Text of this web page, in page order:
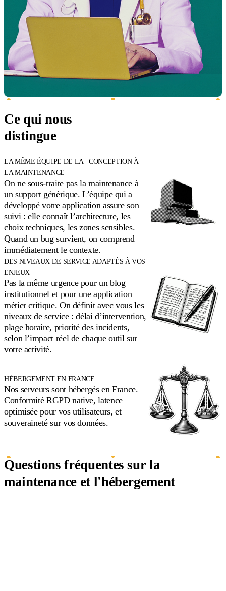
Ce qui nous
distingue
LA MÊME ÉQUIPE DE LA CONCEPTION À
LA MAINTENANCE
On ne sous-traite pas la maintenance à
un support générique. L’équipe qui a
développé votre application assure son
suivi : elle connaît l’architecture, les
choix techniques, les zones sensibles.
Quand un bug survient, on comprend
immédiatement le contexte.
DES NIVEAUX DE SERVICE ADAPTÉS À VOS
ENJEUX
Pas la même urgence pour un blog
institutionnel et pour une application
métier critique. On définit avec vous les
niveaux de service : délai d’intervention,
plage horaire, priorité des incidents,
selon l’impact réel de chaque outil sur
votre activité.
HÉBERGEMENT EN FRANCE
Nos serveurs sont hébergés en France.
Conformité RGPD native, latence
optimisée pour vos utilisateurs, et
souveraineté sur vos données.
Questions fréquentes sur la
maintenance et l'hébergement